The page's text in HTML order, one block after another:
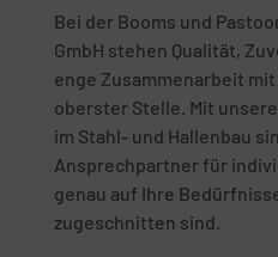
Bei der Booms und
GmbH stehen Qualität,
enge Zusammenarbeit
oberster Stelle. Mit
im Stahl- und Hallenbau
Ansprechpartner für
genau auf Ihre
zugeschnitten sind.